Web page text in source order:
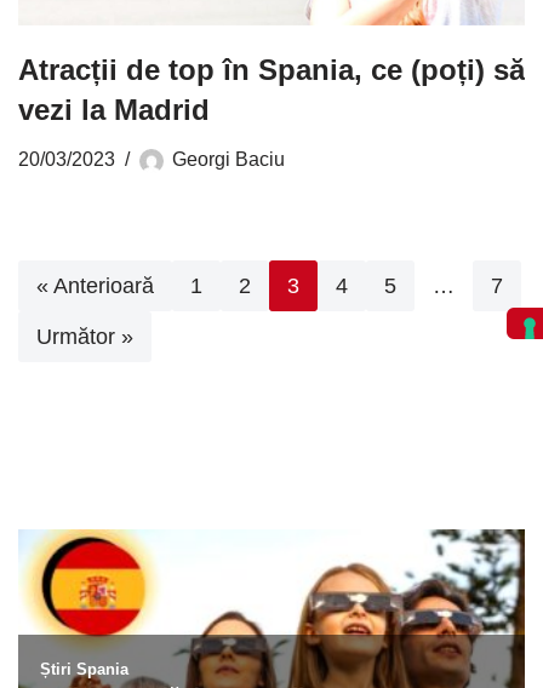
Atracții de top în Spania, ce (poți) să
vezi la Madrid
20/03/2023 Georgi Baciu
« Anterioară 1 2 3 4 5 … 7
Următor »